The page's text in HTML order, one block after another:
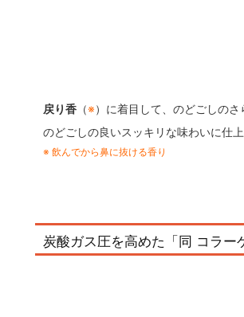
戻り香 （※）に着目して、のどごしの
のどごしの良いスッキリな味わいに仕上
※ 飲んでから鼻に抜ける香り
炭酸ガス圧を高めた「同 コラー